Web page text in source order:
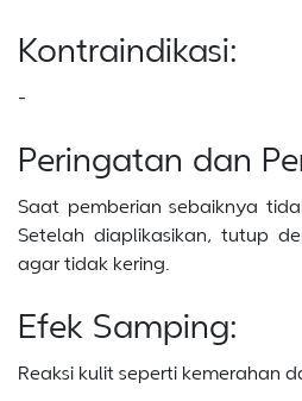
Kontraindikasi:
-
Peringatan dan
Saat pemberian sebaiknya
Setelah diaplikasikan, tutup
agar tidak kering.
Efek Samping:
Reaksi kulit seperti kemerahan